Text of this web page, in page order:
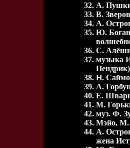
А.
В.
А.
Ю.
С.
музыка
Пендрик)
Н.
А.
Е. Шварц
М.
муз. Ф.
Мэйо, М.
А.
жена